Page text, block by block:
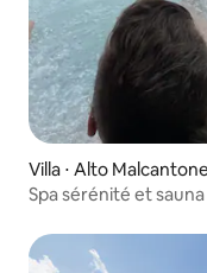
Villa ⋅ Alto Malcantone
Spa sérénité et